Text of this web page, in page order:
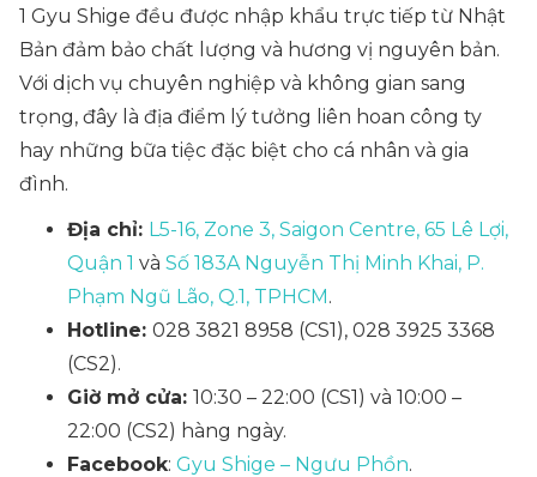
1 Gyu Shige đều được nhập khẩu trực tiếp từ Nhật
Bản đảm bảo chất lượng và hương vị nguyên bản.
Với dịch vụ chuyên nghiệp và không gian sang
trọng, đây là địa điểm lý tưởng liên hoan công ty
hay những bữa tiệc đặc biệt cho cá nhân và gia
đình.
Địa chỉ: L5-16, Zone 3, Saigon Centre, 65 Lê Lợi,
Quận 1 và Số 183A Nguyễn Thị Minh Khai, P.
Phạm Ngũ Lão, Q.1, TPHCM.
Hotline: 028 3821 8958 (CS1), 028 3925 3368
(CS2).
Giờ mở cửa: 10:30 – 22:00 (CS1) và 10:00 –
22:00 (CS2) hàng ngày.
Facebook: Gyu Shige – Ngưu Phồn.